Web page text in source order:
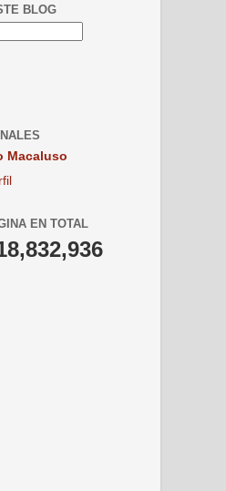
BLOG
Macaluso
EN TOTAL